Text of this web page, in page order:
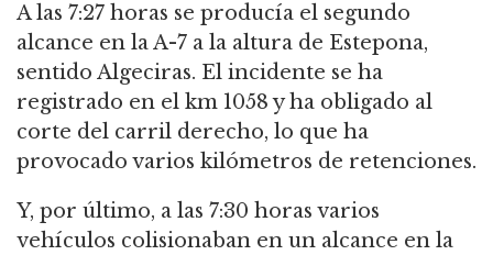
A las 7:27 horas se producía el segundo
alcance en la A-7 a la altura de Estepona,
sentido Algeciras. El incidente se ha
registrado en el km 1058 y ha obligado al
corte del carril derecho, lo que ha
provocado varios kilómetros de retenciones.
Y, por último, a las 7:30 horas varios
vehículos colisionaban en un alcance en la